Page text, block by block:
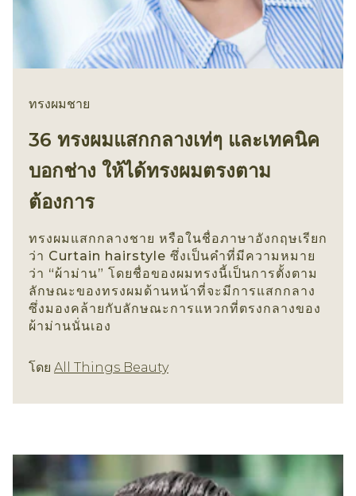
ทรงผมชาย
36 ทรงผมแสกกลางเท่ๆ และเทคนิค
บอกช่าง ให้ได้ทรงผมตรงตาม
ต้องการ
ทรงผมแสกกลางชาย หรือในชื่อภาษาอังกฤษเรียก
ว่า Curtain hairstyle ซึ่งเป็นคำที่มีความหมาย
ว่า “ผ้าม่าน” โดยชื่อของผมทรงนี้เป็นการตั้งตาม
ลักษณะของทรงผมด้านหน้าที่จะมีการแสกกลาง
ซึ่งมองคล้ายกับลักษณะการแหวกที่ตรงกลางของ
ผ้าม่านนั่นเอง
โดย All Things Beautyทรงผมชาย